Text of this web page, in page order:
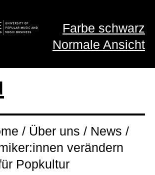
Farbe schwarz
Normale Ansicht
/ Über uns / News /
verändern
Popkultur